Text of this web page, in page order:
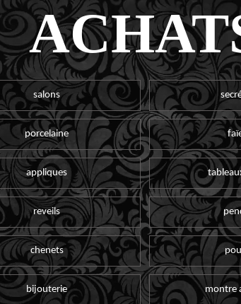
salons
porcelaine
appliques
reveils
chenets
bijouterie montre